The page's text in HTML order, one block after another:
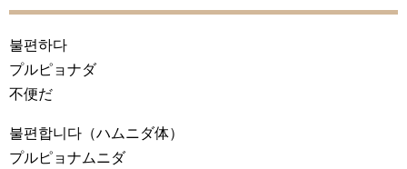
불편하다
プルピョナダ
不便だ
불편합니다 （ハムニダ体）
プルピョナムニダ